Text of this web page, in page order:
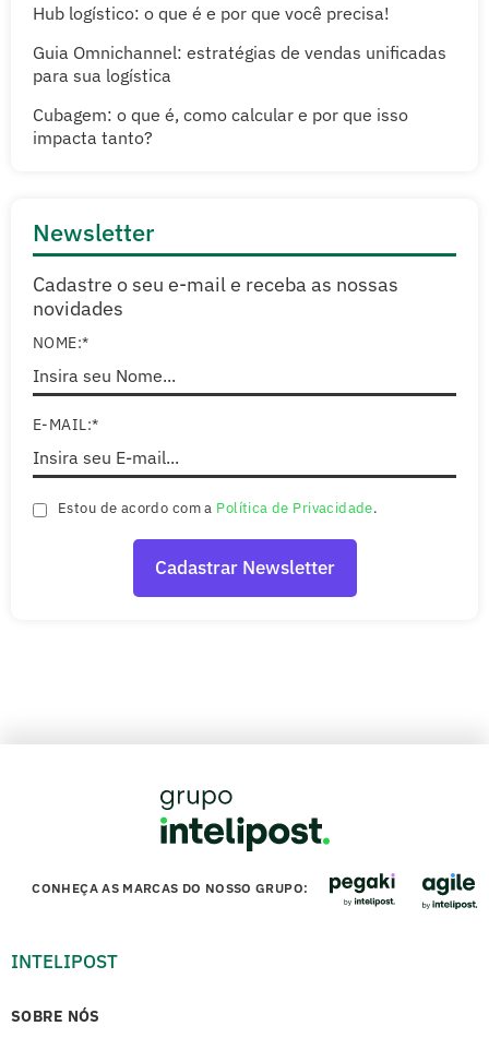
Hub logístico: o que é e por que você precisa!
Guia Omnichannel: estratégias de vendas unificadas
para sua logística
Cubagem: o que é, como calcular e por que isso
impacta tanto?
Newsletter
Cadastre o seu e-mail e receba as nossas
novidades
NOME:*
E-MAIL:*
Estou de acordo com a Política de Privacidade.
CONHEÇA AS MARCAS DO NOSSO GRUPO:
INTELIPOST
SOBRE NÓS